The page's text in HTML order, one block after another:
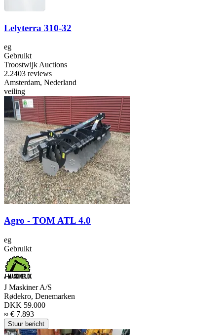
Lelyterra 310-32
eg
Gebruikt
Troostwijk Auctions
2.2403 reviews
Amsterdam, Nederland
veiling
Agro - TOM ATL 4.0
eg
Gebruikt
J Maskiner A/S
Rødekro, Denemarken
DKK 59.000
≈ € 7.893
Stuur bericht